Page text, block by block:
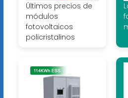
Últimos precios de
módulos
fotovoltaicos
policristalinos